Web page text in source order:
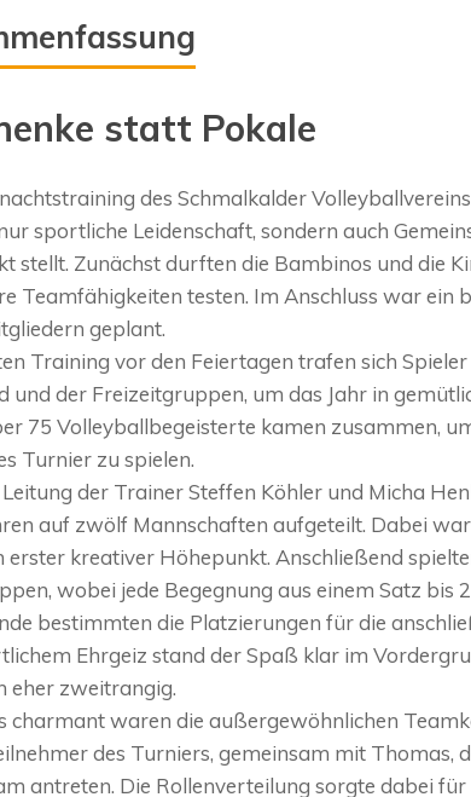
statt Pokale
des Schmalkalder
sportliche Leidenschaft, sondern auch
stellt. Zunächst durften die Bambinos und die
Teamfähigkeiten testen. Im Anschluss war ein
geplant.
Training vor den Feiertagen trafen sich
und der Freizeitgruppen, um das Jahr in
75 Volleyballbegeisterte kamen zusammen,
Turnier zu spielen.
der Trainer Steffen Köhler und Micha
auf zwölf Mannschaften aufgeteilt. Dabei
erster kreativer Höhepunkt. Anschließend
wobei jede Begegnung aus einem Satz bis
bestimmten die Platzierungen für die
Ehrgeiz stand der Spaß klar im
eher zweitrangig.
charmant waren die außergewöhnlichen
des Turniers, gemeinsam mit Thomas,
antreten. Die Rollenverteilung sorgte dabei